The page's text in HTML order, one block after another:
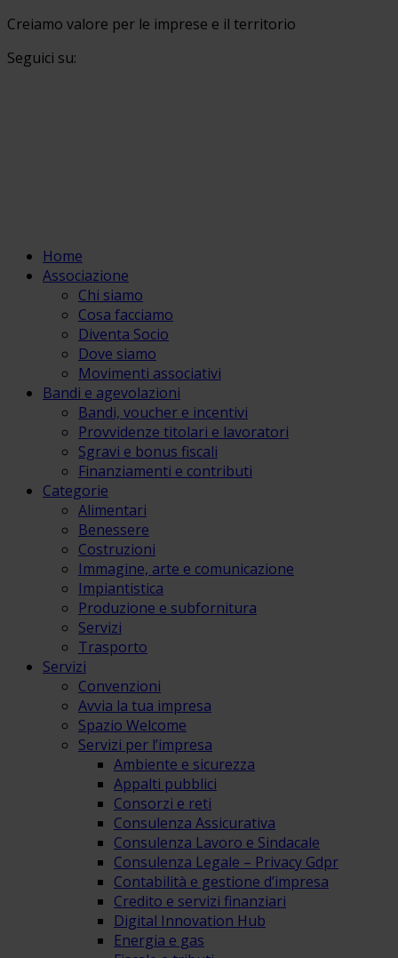
Creiamo valore per le imprese e il territorio
Seguici su:
Home
Associazione
Chi siamo
Cosa facciamo
Diventa Socio
Dove siamo
Movimenti associativi
Bandi e agevolazioni
Bandi, voucher e incentivi
Provvidenze titolari e lavoratori
Sgravi e bonus fiscali
Finanziamenti e contributi
Categorie
Alimentari
Benessere
Costruzioni
Immagine, arte e comunicazione
Impiantistica
Produzione e subfornitura
Servizi
Trasporto
Servizi
Convenzioni
Avvia la tua impresa
Spazio Welcome
Servizi per l’impresa
Ambiente e sicurezza
Appalti pubblici
Consorzi e reti
Consulenza Assicurativa
Consulenza Lavoro e Sindacale
Consulenza Legale – Privacy Gdpr
Contabilità e gestione d’impresa
Credito e servizi finanziari
Digital Innovation Hub
Energia e gas